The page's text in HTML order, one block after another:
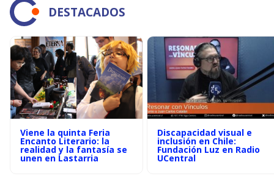
DESTACADOS
Viene la quinta Feria
Encanto Literario: la
realidad y la fantasía se
unen en Lastarria
Discapacidad visual e
inclusión en Chile:
Fundación Luz en Radio
UCentral